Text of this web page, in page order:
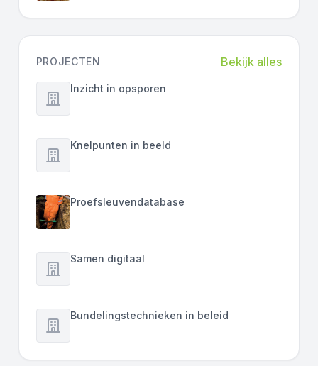
PROJECTEN Bekijk alles
Inzicht in opsporen
Knelpunten in beeld
Proefsleuvendatabase
Samen digitaal
Bundelingstechnieken in beleid